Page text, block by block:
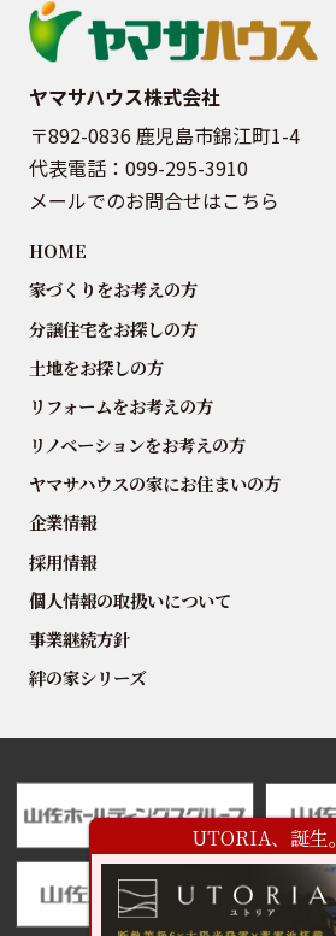
ヤマサハウス株式会社
〒892-0836 鹿児島市錦江町1-4
代表電話： 099-295-3910
メールでのお問合せはこちら
HOME
家づくりをお考えの方
分譲住宅をお探しの方
土地をお探しの方
リフォームをお考えの方
リノベーションをお考えの方
ヤマサハウスの家にお住まいの方
企業情報
採用情報
個人情報の取扱いについて
事業継続方針
絆の家シリーズ
UTORIA、誕生。